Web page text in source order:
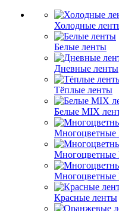
Холодные
Белые ленты
Дневные ленты
Тёплые ленты
Белые MIX
Многоцветные
Многоцветные
Многоцветные
Красные ленты